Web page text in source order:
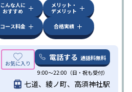
こんな人に
おすすめ
メリット・
デメリット
コース料金 合格実績
電話する 通話料無料
9:00～22:00（日・祝も受付）
七道、綾ノ町、高須神社駅